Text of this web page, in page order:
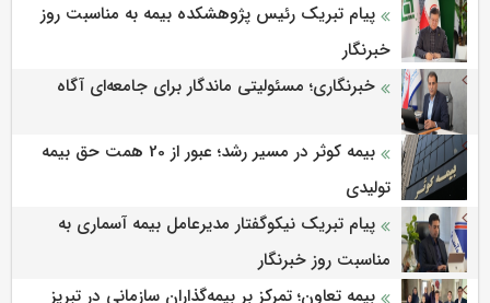
پیام تبریک رئیس پژوهشکده بیمه به مناسبت روز
خبرنگار
خبرنگاری؛ مسئولیتی ماندگار برای جامعه‌ای آگاه
بیمه کوثر در مسیر رشد؛ عبور از 20 همت حق بیمه
تولیدی
پیام تبریک نیکوگفتار مدیرعامل بیمه آسماری به
مناسبت روز خبرنگار
بیمه تعاون؛ تمرکز بر بیمه‌گذاران سازمانی در تبریز